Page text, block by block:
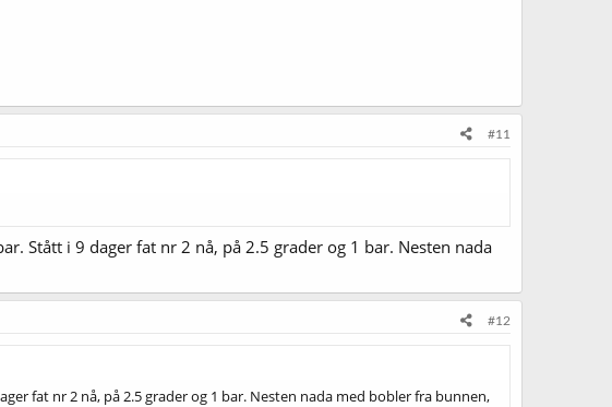
#11
Stått i 9 dager fat nr 2 nå, på 2.5 grader og 1 bar. Nesten nada
#12
fat nr 2 nå, på 2.5 grader og 1 bar. Nesten nada med bobler fra bunnen,